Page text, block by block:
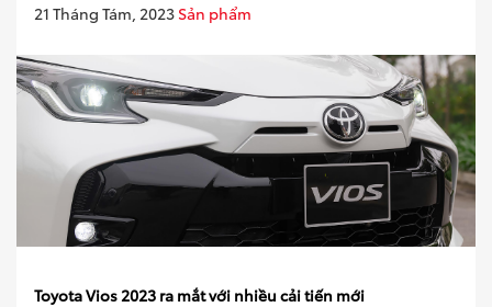
21 Tháng Tám, 2023 Sản phẩm
Toyota Vios 2023 ra mắt với nhiều cải tiến mới